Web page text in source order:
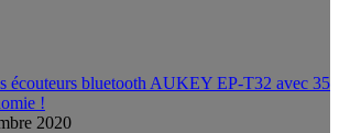
écouteurs bluetooth AUKEY EP-T32 avec 35
!
2020